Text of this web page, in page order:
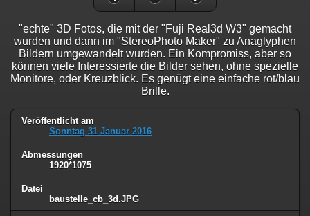
"echte" 3D Fotos, die mit der "Fuji Real3d W3" gemacht
wurden und dann im "StereoPhoto Maker" zu Anaglyphen
Bildern umgewandelt wurden. Ein Kompromiss, aber so
können viele Interessierte die Bilder sehen, ohne spezielle
Monitore, oder Kreuzblick. Es genügt eine einfache rot/blau
Brille.
Veröffentlicht am
Sonntag 31 Januar 2016
Abmessungen
1920*1075
Datei
baustelle_cb_3d.JPG